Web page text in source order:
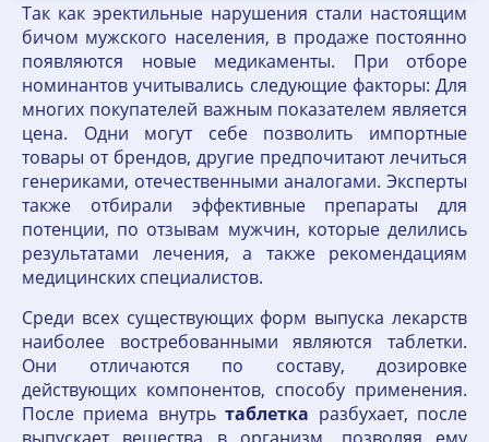
Так как эректильные нарушения стали настоящим
бичом мужского населения, в продаже постоянно
появляются новые медикаменты. При отборе
номинантов учитывались следующие факторы: Для
многих покупателей важным показателем является
цена. Одни могут себе позволить импортные
товары от брендов, другие предпочитают лечиться
генериками, отечественными аналогами. Эксперты
также отбирали эффективные препараты для
потенции, по отзывам мужчин, которые делились
результатами лечения, а также рекомендациям
медицинских специалистов.
Среди всех существующих форм выпуска лекарств
наиболее востребованными являются таблетки.
Они отличаются по составу, дозировке
действующих компонентов, способу применения.
После приема внутрьтаблетка разбухает, после